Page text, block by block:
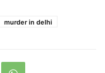
murder in delhi